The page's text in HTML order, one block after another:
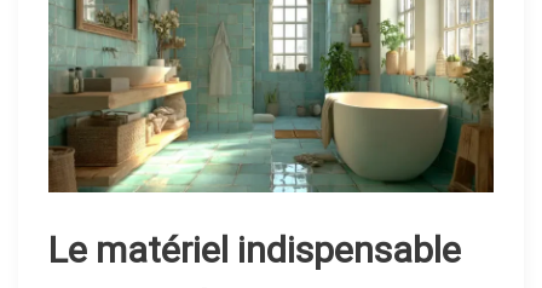
Le matériel indispensable